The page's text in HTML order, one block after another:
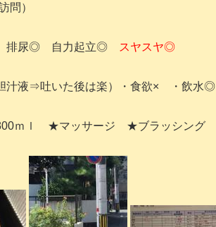
問）
排尿◎ 自力起立◎ スヤスヤ◎
汁液⇒吐いた後は楽）・食欲× ・飲水◎
ｍｌ ★マッサージ ★ブラッシング